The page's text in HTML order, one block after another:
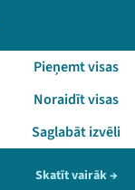
Saglabāt izvēli
Noraidīt visas
Pieņemt visas
Skatīt vairāk→
lv/